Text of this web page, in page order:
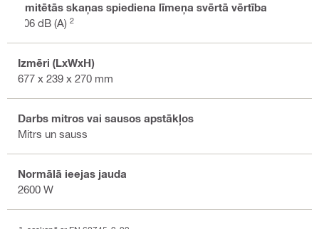
Emitētās skaņas spiediena līmeņa svērtā vērtība
106 dB (A) 2
Izmēri (LxWxH)
677 x 239 x 270 mm
Darbs mitros vai sausos apstākļos
Mitrs un sauss
Normālā ieejas jauda
2600 W